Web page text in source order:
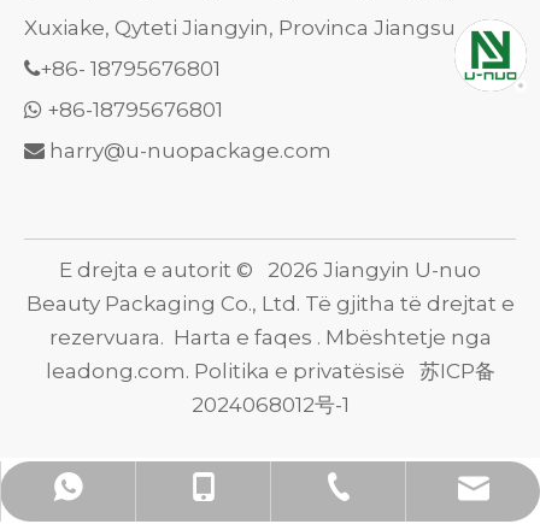
+86- 18795676801
+86- 18795676801
+86-510-86538859
harry@u-nuopackage.com
Xuxiake, Qyteti Jiangyin, Provinca Jiangsu
+86- 18795676801
 +86-18795676801
 harry@u-nuopackage.com
E drejta e autorit © 2026 Jiangyin U-nuo
Beauty Packaging Co., Ltd. Të gjitha të drejtat e
rezervuara. Harta e faqes . Mbështetje nga
leadong.com. Politika e privatësisë
苏ICP备
2024068012号-1